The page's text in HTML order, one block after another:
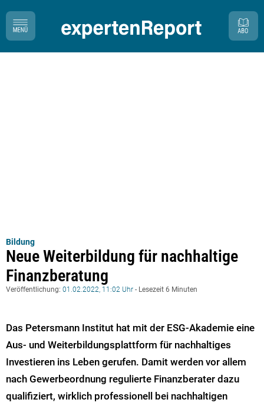
Bildung
Neue Weiterbildung für nachhaltige
Finanzberatung
Veröffentlichung: 01.02.2022, 11:02 Uhr - Lesezeit 6 Minuten
Das Petersmann Institut hat mit der ESG-Akademie eine
Aus- und Weiterbildungsplattform für nachhaltiges
Investieren ins Leben gerufen. Damit werden vor allem
nach Gewerbeordnung regulierte Finanzberater dazu
qualifiziert, wirklich professionell bei nachhaltigen